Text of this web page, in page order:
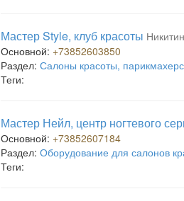
Мастер Style, клуб красоты
Основной: +73852603850
Раздел: Салоны красоты,
Теги:
Мастер Нейл, центр ногтевого
Основной: +73852607184
Раздел: Оборудование для салонов
Теги: